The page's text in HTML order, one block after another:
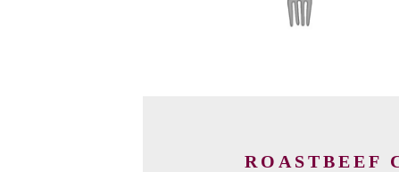
ROASTBEEF